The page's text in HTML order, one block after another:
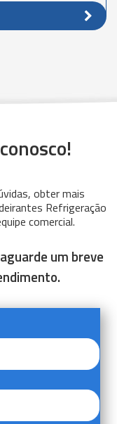
obter mais
Refrigeração
comercial.
um breve